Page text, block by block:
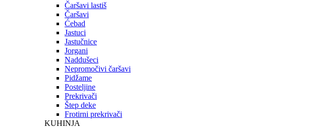
Čaršavi lastiš
Čaršavi
Ćebad
Jastuci
Jastučnice
Jorgani
Naddušeci
Nepromočivi čaršavi
Pidžame
Posteljine
Prekrivači
Štep deke
Frotirni prekrivači
KUHINJA